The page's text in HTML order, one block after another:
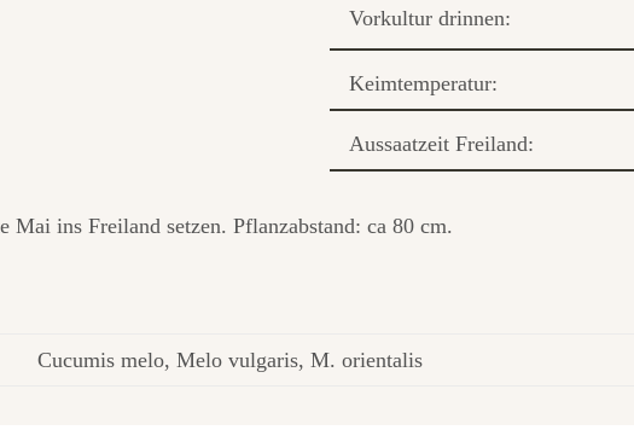
Vorkultur drinnen:
Keimtemperatur:
Aussaatzeit Freiland:
ins Freiland setzen. Pflanzabstand: ca 80 cm.
Cucumis melo, Melo vulgaris, M. orientalis